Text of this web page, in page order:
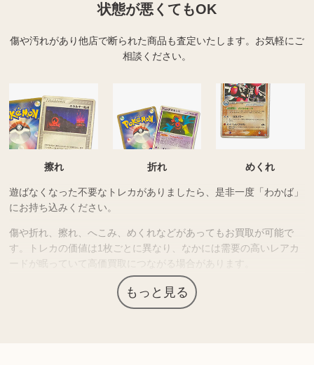
状態が悪くてもOK
傷や汚れがあり他店で断られた商品も査定いたします。 お気軽にご
相談ください。
擦れ 折れ めくれ
遊ばなくなった不要なトレカがありましたら、是非一度「わかば」
にお持ち込みください。
傷や折れ、擦れ、へこみ、めくれなどがあってもお買取が可能で
す。トレカの価値は1枚ごとに異なり、なかには需要の高いレアカ
ードが眠っていて高価買取につながる場合があります。
処分をお考えでしたら、査定価格を確認されてはいかがでしょう
もっと見る